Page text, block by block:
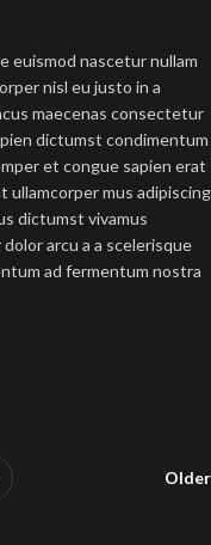
euismod nascetur nullam
nisl eu justo in a
maecenas consectetur
dictumst condimentum
et congue sapien erat
ullamcorper mus adipiscing
dictumst vivamus
arcu a a scelerisque
ad fermentum nostra
Older